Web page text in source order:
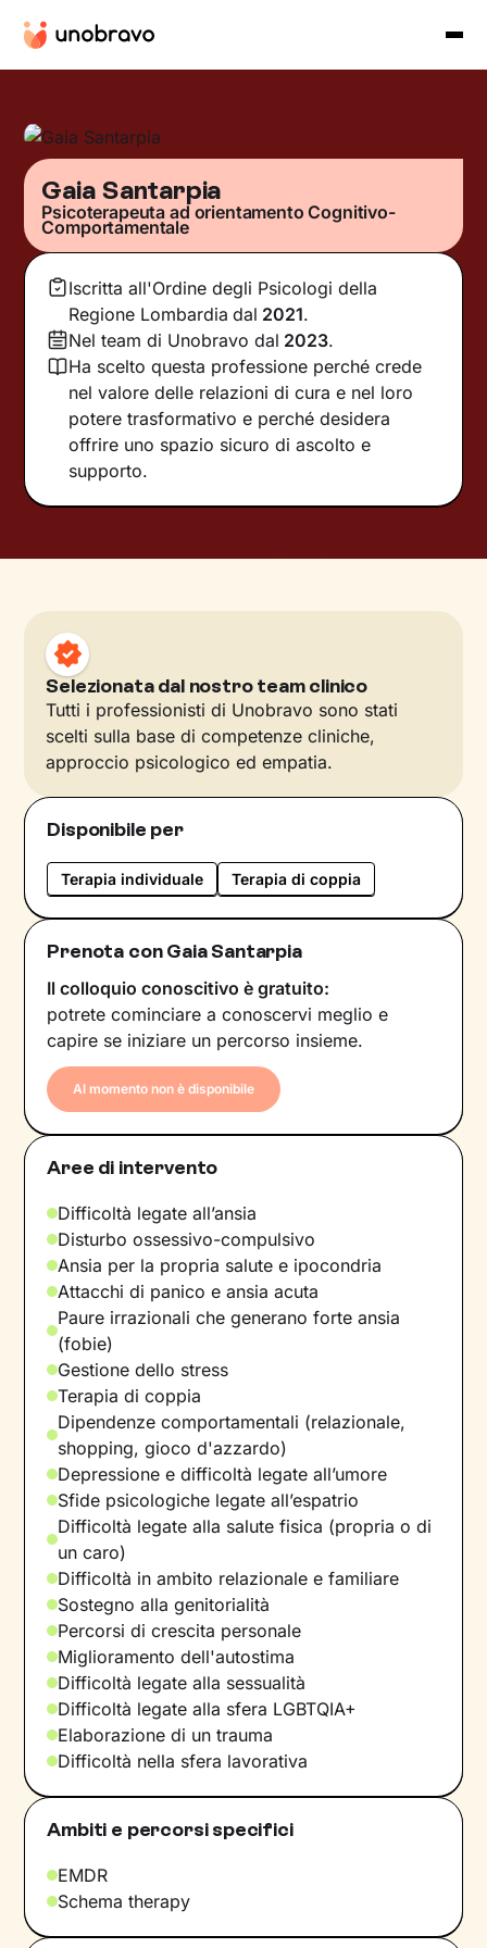
Gaia Santarpia
Psicoterapeuta ad orientamento Cognitivo-
Comportamentale
Iscritta all'Ordine degli Psicologi della
Regione Lombardia dal 2021.
Nel team di Unobravo dal 2023.
Ha scelto questa professione perché crede
nel valore delle relazioni di cura e nel loro
potere trasformativo e perché desidera
offrire uno spazio sicuro di ascolto e
supporto.
Selezionata dal nostro team clinico
Tutti i professionisti di Unobravo sono stati
scelti sulla base di competenze cliniche,
approccio psicologico ed empatia.
Disponibile per
Terapia individuale Terapia di coppia
Prenota con Gaia Santarpia
Il colloquio conoscitivo è gratuito:
potrete cominciare a conoscervi meglio e
capire se iniziare un percorso insieme.
Al momento non è disponibile
Aree di intervento
Difficoltà legate all’ansia
Disturbo ossessivo-compulsivo
Ansia per la propria salute e ipocondria
Attacchi di panico e ansia acuta
Paure irrazionali che generano forte ansia
(fobie)
Gestione dello stress
Terapia di coppia
Dipendenze comportamentali (relazionale,
shopping, gioco d'azzardo)
Depressione e difficoltà legate all’umore
Sfide psicologiche legate all’espatrio
Difficoltà legate alla salute fisica (propria o di
un caro)
Difficoltà in ambito relazionale e familiare
Sostegno alla genitorialità
Percorsi di crescita personale
Miglioramento dell'autostima
Difficoltà legate alla sessualità
Difficoltà legate alla sfera LGBTQIA+
Elaborazione di un trauma
Difficoltà nella sfera lavorativa
Ambiti e percorsi specifici
EMDR
Schema therapy